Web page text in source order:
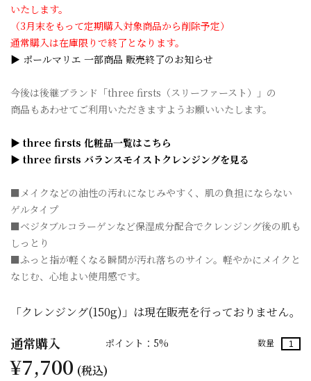
いたします。
（3月末をもって定期購入対象商品から削除予定）
通常購入は在庫限りで終了となります。
▶ ポールマリエ 一部商品 販売終了のお知らせ
今後は後継ブランド「three firsts（スリーファースト）」の
商品もあわせてご利用いただきますようお願いいたします。
▶ three firsts 化粧品一覧はこちら
▶ three firsts バランスモイストクレンジングを見る
■メイクなどの油性の汚れになじみやすく、肌の負担にならない
ゲルタイプ
■ベジタブルコラーゲンなど保湿成分配合でクレンジング後の肌も
しっとり
■ふっと指が軽くなる瞬間が汚れ落ちのサイン。軽やかにメイクと
なじむ、心地よい使用感です。
「クレンジング(150g)」は現在販売を行っておりません。
通常購入 ポイント：5% 数量
¥7,700 (税込)